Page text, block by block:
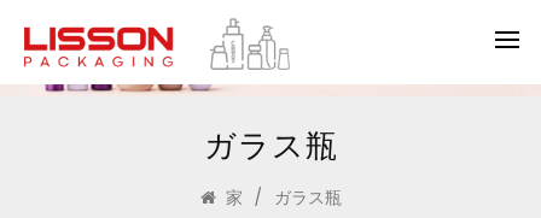
ガラス瓶
家 / ガラス瓶